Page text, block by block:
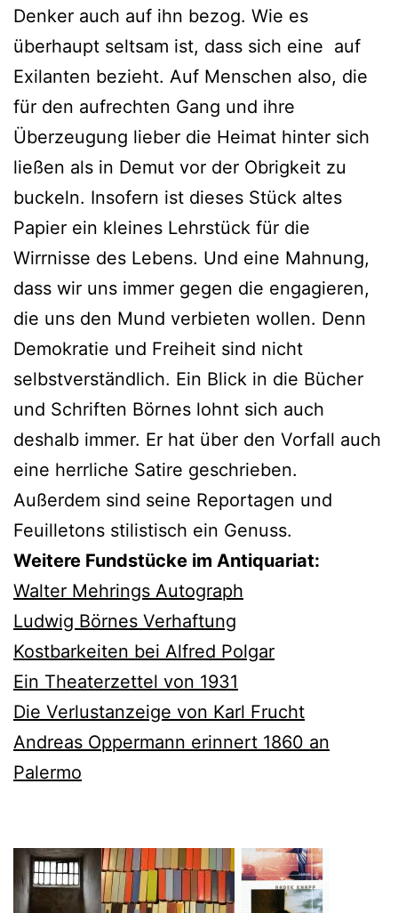
Denker auch auf ihn bezog. Wie es
überhaupt seltsam ist, dass sich eine auf
Exilanten bezieht. Auf Menschen also, die
für den aufrechten Gang und ihre
Überzeugung lieber die Heimat hinter sich
ließen als in Demut vor der Obrigkeit zu
buckeln. Insofern ist dieses Stück altes
Papier ein kleines Lehrstück für die
Wirrnisse des Lebens. Und eine Mahnung,
dass wir uns immer gegen die engagieren,
die uns den Mund verbieten wollen. Denn
Demokratie und Freiheit sind nicht
selbstverständlich. Ein Blick in die Bücher
und Schriften Börnes lohnt sich auch
deshalb immer. Er hat über den Vorfall auch
eine herrliche Satire geschrieben.
Außerdem sind seine Reportagen und
Feuilletons stilistisch ein Genuss.
Weitere Fundstücke im Antiquariat:
Walter Mehrings Autograph
Ludwig Börnes Verhaftung
Kostbarkeiten bei Alfred Polgar
Ein Theaterzettel von 1931
Die Verlustanzeige von Karl Frucht
Andreas Oppermann erinnert 1860 an
Palermo